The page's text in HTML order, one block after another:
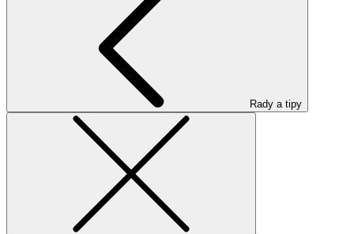
Rady a tipy